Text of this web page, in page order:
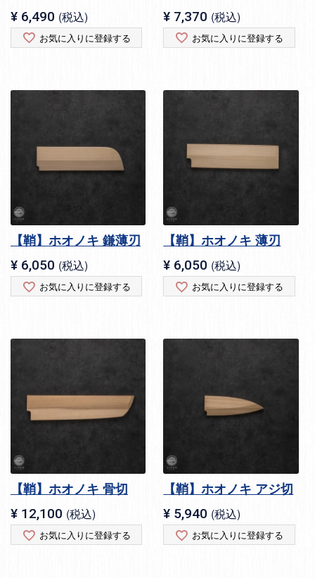
¥ 6,490 税込
お気に入りに登録する
¥ 7,370 税込
お気に入りに登録する
【鞘】ホオノキ 鎌薄刃
¥ 6,050 税込
お気に入りに登録する
【鞘】ホオノキ 薄刃
¥ 6,050 税込
お気に入りに登録する
【鞘】ホオノキ 骨切
¥ 12,100 税込
お気に入りに登録する
【鞘】ホオノキ アジ切
¥ 5,940 税込
お気に入りに登録する